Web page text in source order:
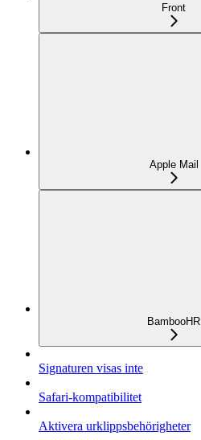
Front
Apple Mail
BambooHR
Signaturen visas inte
Safari-kompatibilitet
Aktivera urklippsbehörigheter